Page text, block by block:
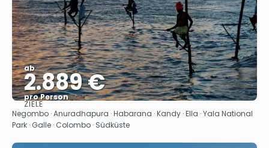
ab
2.889 €
pro Person
Sehen
ZIELE
Negombo · Anuradhapura · Habarana · Kandy · Ella · Yala National
Park · Galle · Colombo · Südküste